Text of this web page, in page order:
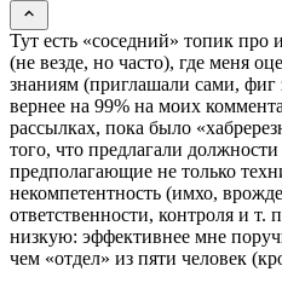
Тут есть «соседний» топик про
(не везде, но часто), где меня
знаниям (приглашали сами, фиг
вернее на 99% на моих
рассылках, пока было
того, что предлагали
предполагающие не только
некомпетентность (имхо,
ответственности, контроля и т.
низкую: эффективнее мне
чем «отдел» из пяти человек